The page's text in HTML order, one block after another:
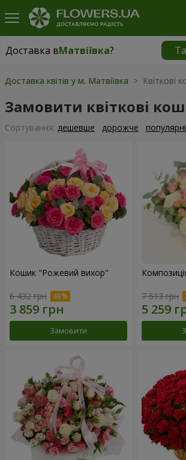
Доставка вМатвіївка?
Доставка вМатвіївка|
Доставка квітів у м. Матвіївка > Квіткові
Замовити квіткові
Сортування: дешевше дорожче популярні
Кошик "Рожевий вихор"
6 432 грн
Замовити
7 513 грн